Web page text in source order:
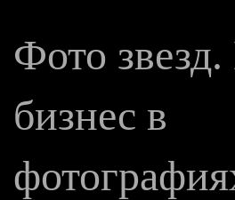
Фото
бизнес в